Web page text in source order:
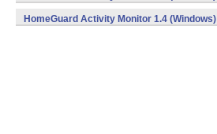
HomeGuard Activity Monitor 1.4 (Windows)